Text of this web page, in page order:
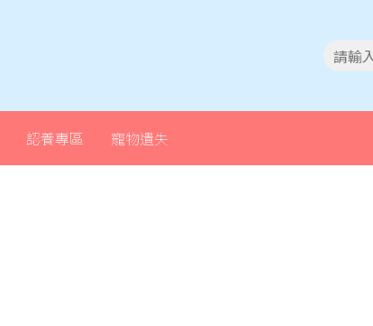
認養專區 寵物遺失